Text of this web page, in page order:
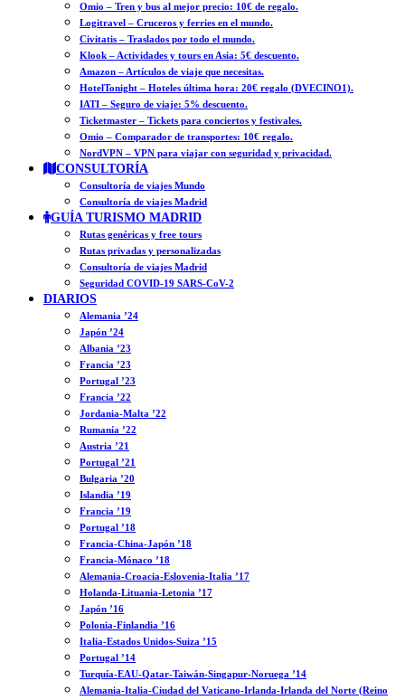
Omio – Tren y bus al mejor precio: 10€ de regalo.
Logitravel – Cruceros y ferries en el mundo.
Civitatis – Traslados por todo el mundo.
Klook – Actividades y tours en Asia: 5€ descuento.
Amazon – Artículos de viaje que necesitas.
HotelTonight – Hoteles última hora: 20€ regalo (DVECINO1).
IATI – Seguro de viaje: 5% descuento.
Ticketmaster – Tickets para conciertos y festivales.
Omio – Comparador de transportes: 10€ regalo.
NordVPN – VPN para viajar con seguridad y privacidad.
CONSULTORÍA
Consultoría de viajes Mundo
Consultoría de viajes Madrid
GUÍA TURISMO MADRID
Rutas genéricas y free tours
Rutas privadas y personalizadas
Consultoría de viajes Madrid
Seguridad COVID-19 SARS-CoV-2
DIARIOS
Alemania ’24
Japón ’24
Albania ’23
Francia ’23
Portugal ’23
Francia ’22
Jordania-Malta ’22
Rumanía ’22
Austria ’21
Portugal ’21
Bulgaria ’20
Islandia ’19
Francia ’19
Portugal ’18
Francia-China-Japón ’18
Francia-Mónaco ’18
Alemania-Croacia-Eslovenia-Italia ’17
Holanda-Lituania-Letonia ’17
Japón ’16
Polonia-Finlandia ’16
Italia-Estados Unidos-Suiza ’15
Portugal ’14
Turquía-EAU-Qatar-Taiwán-Singapur-Noruega ’14
Alemania-Italia-Ciudad del Vaticano-Irlanda-Irlanda del Norte (Reino